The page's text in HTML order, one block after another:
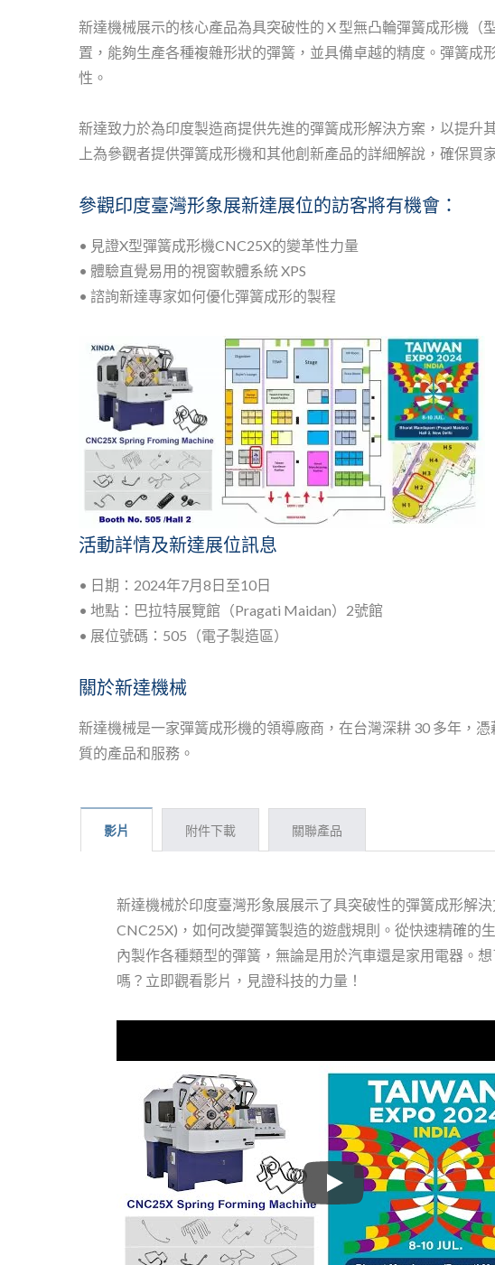
新達機械展示的核心產品為具突破性的 X 型無凸輪彈簧成形機（
置，能夠生產各種複雜形狀的彈簧，並具備卓越的精度。彈簧成
性。
新達致力於為印度製造商提供先進的彈簧成形解決方案，以提
上為參觀者提供彈簧成形機和其他創新產品的詳細解說，確保買
參觀印度臺灣形象展新達展位的訪客將有機會：
• 見證X型彈簧成形機CNC25X的變革性力量
• 體驗直覺易用的視窗軟體系統 XPS
• 諮詢新達專家如何優化彈簧成形的製程
活動詳情及新達展位訊息
• 日期：2024年7月8日至10日
• 地點：巴拉特展覽館（Pragati Maidan）2號館
• 展位號碼：505（電子製造區）
關於新達機械
新達機械是一家彈簧成形機的領導廠商，在台灣深耕 30 多年，
質的產品和服務。
影片 附件下載 關聯產品
新達機械於印度臺灣形象展展示了具突破性的彈簧成形解
CNC25X)，如何改變彈簧製造的遊戲規則。從快速精確的
內製作各種類型的彈簧，無論是用於汽車還是家用電器。
嗎？立即觀看影片，見證科技的力量！
新達機械於印度臺灣形